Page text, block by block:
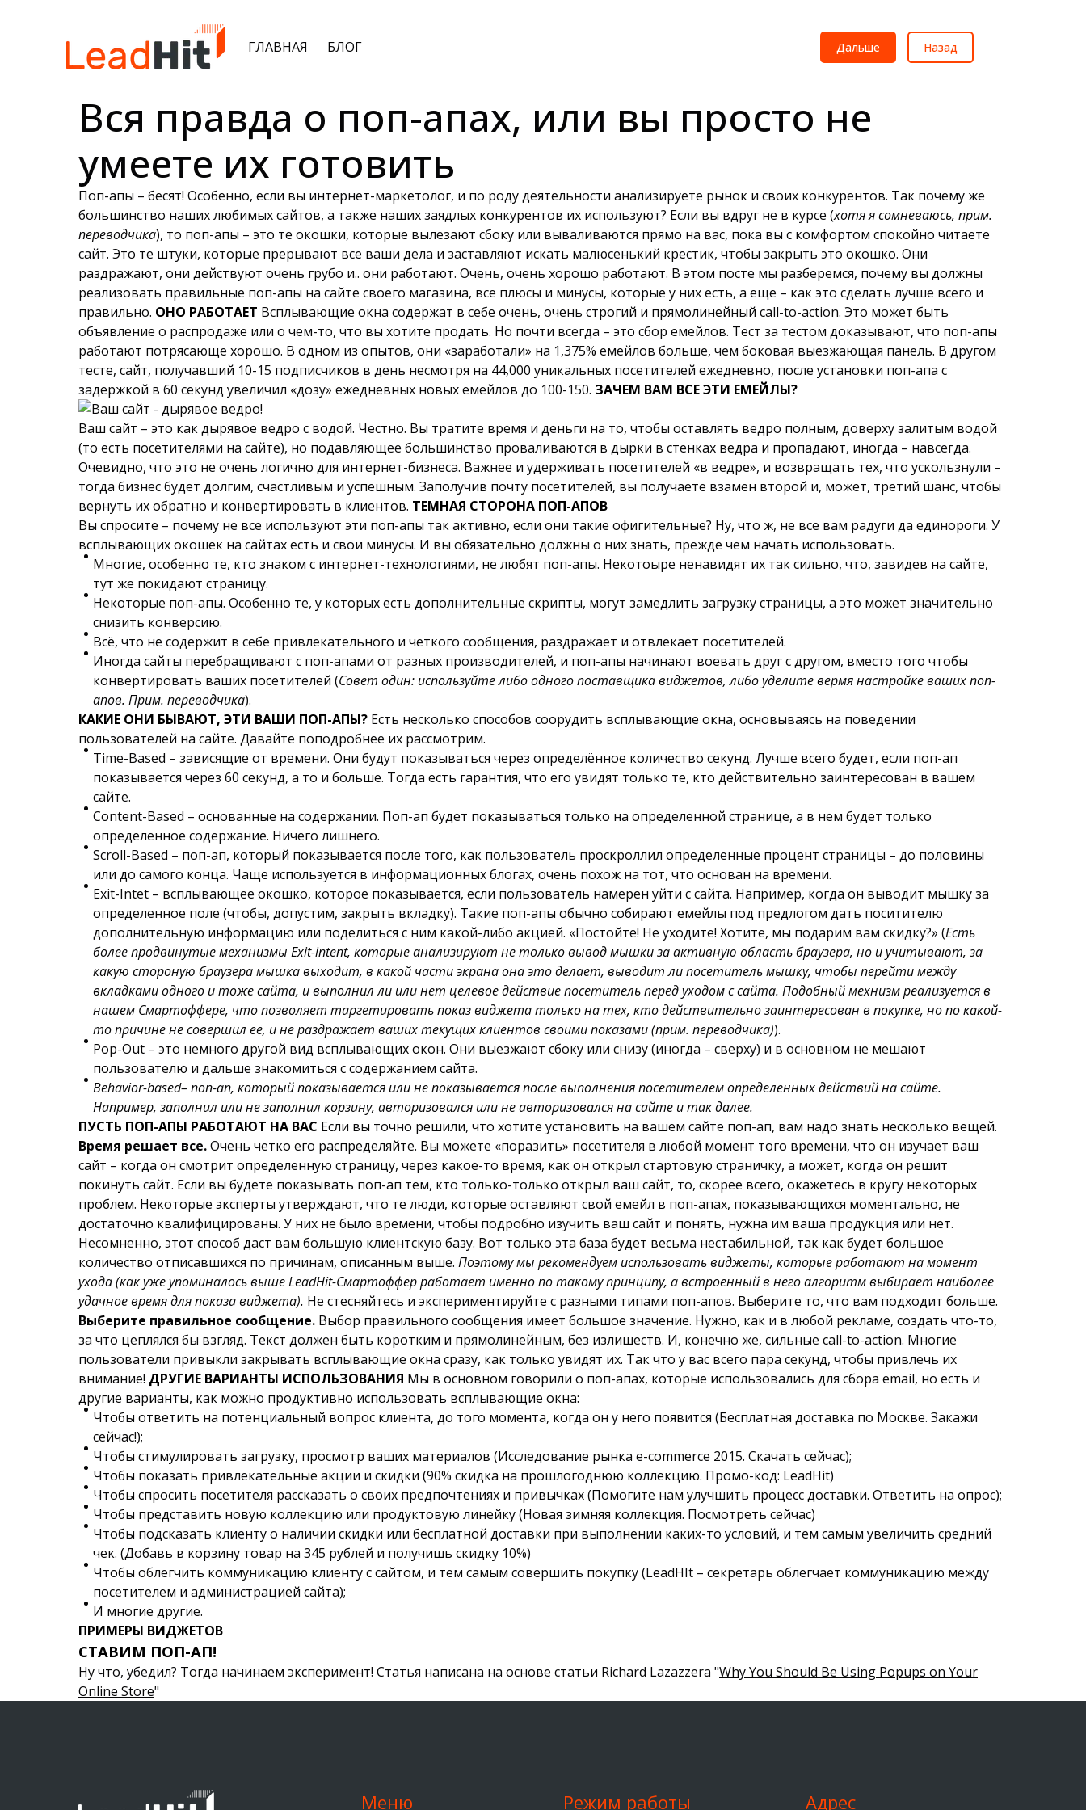
ГЛАВНАЯ БЛОГ Дальше Назад
Вся правда о поп-апах, или вы просто не
умеете их готовить
Поп-апы – бесят! Особенно, если вы интернет-маркетолог, и по роду деятельности анализируете рынок и своих конкурентов. Так почему же
большинство наших любимых сайтов, а также наших заядлых конкурентов их используют? Если вы вдруг не в курсе (хотя я сомневаюсь, прим.
переводчика), то поп-апы – это те окошки, которые вылезают сбоку или вываливаются прямо на вас, пока вы с комфортом спокойно читаете
сайт. Это те штуки, которые прерывают все ваши дела и заставляют искать малюсенький крестик, чтобы закрыть это окошко. Они
раздражают, они действуют очень грубо и.. они работают. Очень, очень хорошо работают. В этом посте мы разберемся, почему вы должны
реализовать правильные поп-апы на сайте своего магазина, все плюсы и минусы, которые у них есть, а еще – как это сделать лучше всего и
правильно. ОНО РАБОТАЕТ Всплывающие окна содержат в себе очень, очень строгий и прямолинейный call-to-action. Это может быть
объявление о распродаже или о чем-то, что вы хотите продать. Но почти всегда – это сбор емейлов. Тест за тестом доказывают, что поп-апы
работают потрясающе хорошо. В одном из опытов, они «заработали» на 1,375% емейлов больше, чем боковая выезжающая панель. В другом
тесте, сайт, получавший 10-15 подписчиков в день несмотря на 44,000 уникальных посетителей ежедневно, после установки поп-апа с
задержкой в 60 секунд увеличил «дозу» ежедневных новых емейлов до 100-150. ЗАЧЕМ ВАМ ВСЕ ЭТИ ЕМЕЙЛЫ?
Ваш сайт – это как дырявое ведро с водой. Честно. Вы тратите время и деньги на то, чтобы оставлять ведро полным, доверху залитым водой
(то есть посетителями на сайте), но подавляющее большинство проваливаются в дырки в стенках ведра и пропадают, иногда – навсегда.
Очевидно, что это не очень логично для интернет-бизнеса. Важнее и удерживать посетителей «в ведре», и возвращать тех, что ускользнули –
тогда бизнес будет долгим, счастливым и успешным. Заполучив почту посетителей, вы получаете взамен второй и, может, третий шанс, чтобы
вернуть их обратно и конвертировать в клиентов. ТЕМНАЯ СТОРОНА ПОП-АПОВ
Вы спросите – почему не все используют эти поп-апы так активно, если они такие офигительные? Ну, что ж, не все вам радуги да единороги. У
всплывающих окошек на сайтах есть и свои минусы. И вы обязательно должны о них знать, прежде чем начать использовать.
Многие, особенно те, кто знаком с интернет-технологиями, не любят поп-апы. Некотоыре ненавидят их так сильно, что, завидев на сайте,
тут же покидают страницу.
Некоторые поп-апы. Особенно те, у которых есть дополнительные скрипты, могут замедлить загрузку страницы, а это может значительно
снизить конверсию.
Всё, что не содержит в себе привлекательного и четкого сообщения, раздражает и отвлекает посетителей.
Иногда сайты перебращивают с поп-апами от разных производителей, и поп-апы начинают воевать друг с другом, вместо того чтобы
конвертировать ваших посетителей (Совет один: используйте либо одного поставщика виджетов, либо уделите вермя настройке ваших поп-
апов. Прим. переводчика).
КАКИЕ ОНИ БЫВАЮТ, ЭТИ ВАШИ ПОП-АПЫ? Есть несколько способов соорудить всплывающие окна, основываясь на поведении
пользователей на сайте. Давайте поподробнее их рассмотрим.
Time-Based – зависящие от времени. Они будут показываться через определённое количество секунд. Лучше всего будет, если поп-ап
показывается через 60 секунд, а то и больше. Тогда есть гарантия, что его увидят только те, кто действительно заинтересован в вашем
сайте.
Content-Based – основанные на содержании. Поп-ап будет показываться только на определенной странице, а в нем будет только
определенное содержание. Ничего лишнего.
Scroll-Based – поп-ап, который показывается после того, как пользователь проскроллил определенные процент страницы – до половины
или до самого конца. Чаще используется в информационных блогах, очень похож на тот, что основан на времени.
Exit-Intet – всплывающее окошко, которое показывается, если пользователь намерен уйти с сайта. Например, когда он выводит мышку за
определенное поле (чтобы, допустим, закрыть вкладку). Такие поп-апы обычно собирают емейлы под предлогом дать поситителю
дополнительную информацию или поделиться с ним какой-либо акцией. «Постойте! Не уходите! Хотите, мы подарим вам скидку?» (Есть
более продвинутые механизмы Exit-intent, которые анализируют не только вывод мышки за активную область браузера, но и учитывают, за
какую стороную браузера мышка выходит, в какой части экрана она это делает, выводит ли посетитель мышку, чтобы перейти между
вкладками одного и тоже сайта, и выполнил ли или нет целевое действие посетитель перед уходом с сайта. Подобный мехнизм реализуется в
нашем Смартоффере, что позволяет таргетировать показ виджета только на тех, кто действительно заинтересован в покупке, но по какой-
то причине не совершил её, и не раздражает ваших текущих клиентов своими показами (прим. переводчика)).
Pop-Out – это немного другой вид всплывающих окон. Они выезжают сбоку или снизу (иногда – сверху) и в основном не мешают
пользователю и дальше знакомиться с содержанием сайта.
Behavior-based– поп-ап, который показывается или не показывается после выполнения посетителем определенных действий на сайте.
Например, заполнил или не заполнил корзину, авторизовался или не авторизовался на сайте и так далее.
ПУСТЬ ПОП-АПЫ РАБОТАЮТ НА ВАС Если вы точно решили, что хотите установить на вашем сайте поп-ап, вам надо знать несколько вещей.
Время решает все.Очень четко его распределяйте. Вы можете «поразить» посетителя в любой момент того времени, что он изучает ваш
сайт – когда он смотрит определенную страницу, через какое-то время, как он открыл стартовую страничку, а может, когда он решит
покинуть сайт. Если вы будете показывать поп-ап тем, кто только-только открыл ваш сайт, то, скорее всего, окажетесь в кругу некоторых
проблем. Некоторые эксперты утверждают, что те люди, которые оставляют свой емейл в поп-апах, показывающихся моментально, не
достаточно квалифицированы. У них не было времени, чтобы подробно изучить ваш сайт и понять, нужна им ваша продукция или нет.
Несомненно, этот способ даст вам большую клиентскую базу. Вот только эта база будет весьма нестабильной, так как будет большое
количество отписавшихся по причинам, описанным выше. Поэтому мы рекомендуем использовать виджеты, которые работают на момент
ухода (как уже упоминалось вышеLeadHit-Смартоффер работает именно по такому принципу, а встроенный в него алгоритм выбирает наиболее
удачное время для показа виджета). Не стесняйтесь и экспериментируйте с разными типами поп-апов. Выберите то, что вам подходит больше.
Выберите правильное сообщение. Выбор правильного сообщения имеет большое значение. Нужно, как и в любой рекламе, создать что-то,
за что цеплялся бы взгляд. Текст должен быть коротким и прямолинейным, без излишеств. И, конечно же, сильные call-to-action. Многие
пользователи привыкли закрывать всплывающие окна сразу, как только увидят их. Так что у вас всего пара секунд, чтобы привлечь их
внимание! ДРУГИЕ ВАРИАНТЫ ИСПОЛЬЗОВАНИЯ Мы в основном говорили о поп-апах, которые использовались для сбора email, но есть и
другие варианты, как можно продуктивно использовать всплывающие окна:
Чтобы ответить на потенциальный вопрос клиента, до того момента, когда он у него появится (Бесплатная доставка по Москве. Закажи
сейчас!);
Чтобы стимулировать загрузку, просмотр ваших материалов (Исследование рынка e-commerce 2015. Скачать сейчас);
Чтобы показать привлекательные акции и скидки (90% скидка на прошлогоднюю коллекцию. Промо-код: LeadHit)
Чтобы спросить посетителя рассказать о своих предпочтениях и привычках (Помогите нам улучшить процесс доставки. Ответить на опрос);
Чтобы представить новую коллекцию или продуктовую линейку (Новая зимняя коллекция. Посмотреть сейчас)
Чтобы подсказать клиенту о наличии скидки или бесплатной доставки при выполнении каких-то условий, и тем самым увеличить средний
чек. (Добавь в корзину товар на 345 рублей и получишь скидку 10%)
Чтобы облегчить коммуникацию клиенту с сайтом, и тем самым совершить покупку (LeadHIt – секретарь облегчает коммуникацию между
посетителем и администрацией сайта);
И многие другие.
ПРИМЕРЫ ВИДЖЕТОВ
СТАВИМ ПОП-АП!
Ну что, убедил? Тогда начинаем эксперимент! Статья написана на основе статьи Richard Lazazzera "Why You Should Be Using Popups on Your
Online Store"
Меню Режим работы Адрес